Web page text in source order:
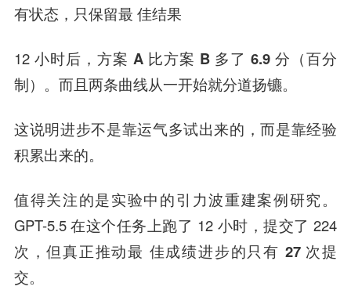
有状态，只保留最 佳结果
12 小时后， 方案 A 比方案 B 多了 6.9 分（百分
制） 。而且两条曲线从一开始就分道扬镳。
这说明进步不是靠运气多试出来的，而是靠经验
积累出来的。
值得关注的是实验中的引力波重建案例研究。
GPT-5.5 在这个任务上跑了 12 小时，提交了 224
次，但真正推动最 佳成绩进步的只有 27 次提
交。